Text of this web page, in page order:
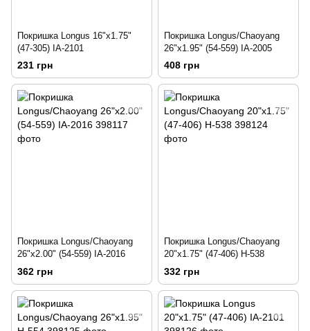
Покришка Longus 16"x1.75"
(47-305) IA-2101
231 грн
Покришка Longus/Chaoyang
26"x1.95" (54-559) IA-2005
408 грн
Покришка Longus/Chaoyang
26"x2.00" (54-559) IA-2016
362 грн
Покришка Longus/Chaoyang
20"x1.75" (47-406) H-538
332 грн